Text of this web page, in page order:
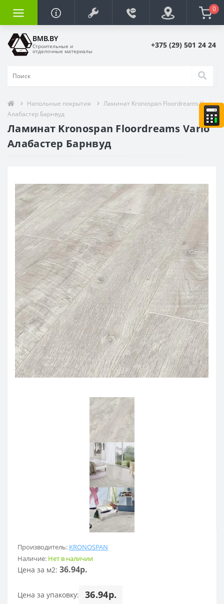
0
BMB.BY
Строительные и
отделочные материалы
+375 (29) 501 24 24
Напольные покрытия
Ламинат Kronospan Floordreams Vario
Алабастер Барнвуд
Ламинат Kronospan Floordreams Vario
Алабастер Барнвуд
Производитель: KRONOSPAN
Наличие: Нет в наличии
Цена за м2: 36.94р.
Цена за упаковку: 36.94р.